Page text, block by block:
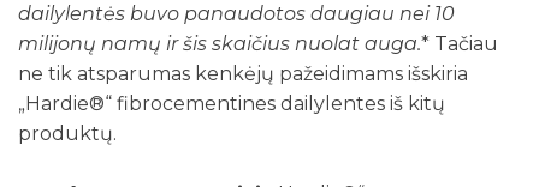
dailylentės buvo panaudotos daugiau nei 10
milijonų namų ir šis skaičius nuolat auga.* Tačiau
ne tik atsparumas kenkėjų pažeidimams išskiria
„Hardie®“ fibrocementines dailylentes iš kitų
produktų.